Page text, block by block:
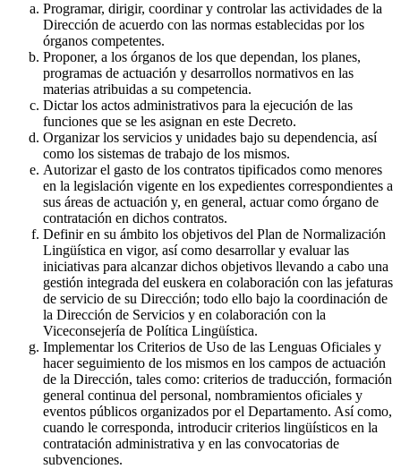
Programar, dirigir, coordinar y controlar las actividades de la
Dirección de acuerdo con las normas establecidas por los
órganos competentes.
Proponer, a los órganos de los que dependan, los planes,
programas de actuación y desarrollos normativos en las
materias atribuidas a su competencia.
Dictar los actos administrativos para la ejecución de las
funciones que se les asignan en este Decreto.
Organizar los servicios y unidades bajo su dependencia, así
como los sistemas de trabajo de los mismos.
Autorizar el gasto de los contratos tipificados como menores
en la legislación vigente en los expedientes correspondientes a
sus áreas de actuación y, en general, actuar como órgano de
contratación en dichos contratos.
Definir en su ámbito los objetivos del Plan de Normalización
Lingüística en vigor, así como desarrollar y evaluar las
iniciativas para alcanzar dichos objetivos llevando a cabo una
gestión integrada del euskera en colaboración con las jefaturas
de servicio de su Dirección; todo ello bajo la coordinación de
la Dirección de Servicios y en colaboración con la
Viceconsejería de Política Lingüística.
Implementar los Criterios de Uso de las Lenguas Oficiales y
hacer seguimiento de los mismos en los campos de actuación
de la Dirección, tales como: criterios de traducción, formación
general continua del personal, nombramientos oficiales y
eventos públicos organizados por el Departamento. Así como,
cuando le corresponda, introducir criterios lingüísticos en la
contratación administrativa y en las convocatorias de
subvenciones.